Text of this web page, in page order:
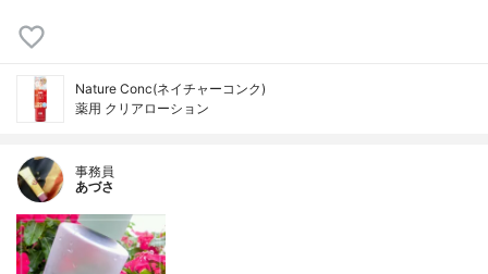
Nature Conc(ネイチャーコンク)
薬用 クリアローション
事務員
あづさ